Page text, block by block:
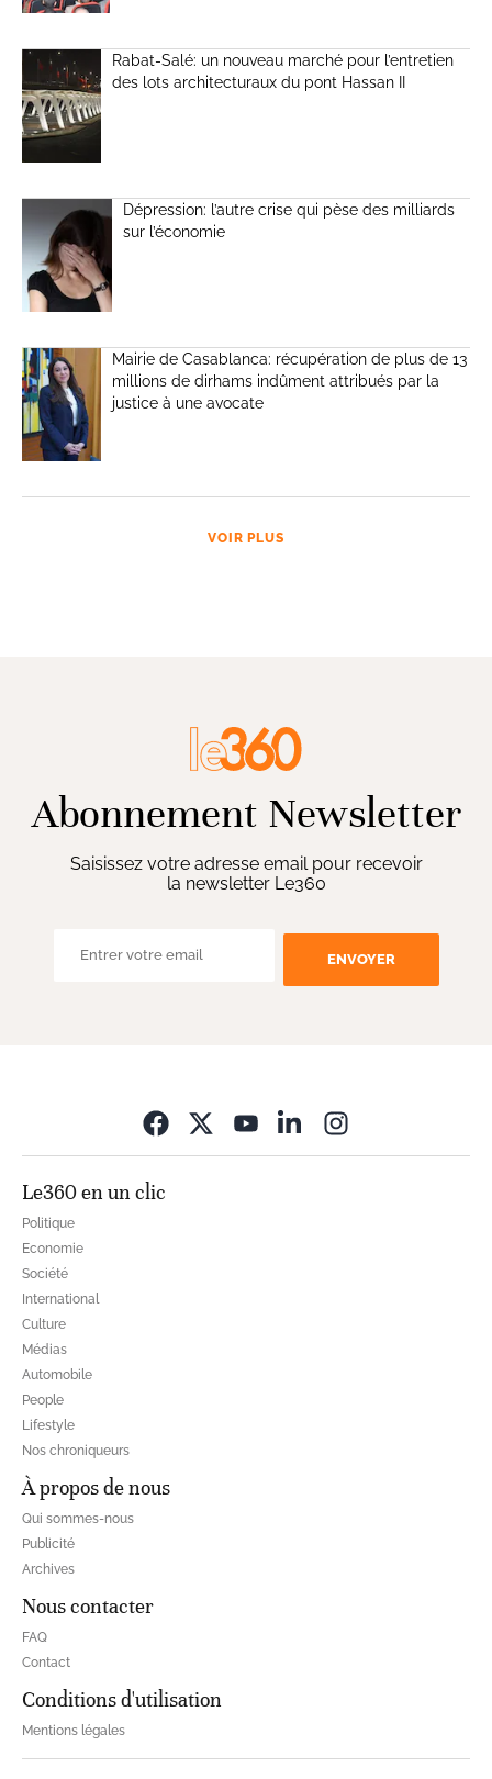
Rabat-Salé: un nouveau marché pour l’entretien
des lots architecturaux du pont Hassan II
Dépression: l’autre crise qui pèse des milliards
sur l’économie
Mairie de Casablanca: récupération de plus de 13
millions de dirhams indûment attribués par la
justice à une avocate
VOIR PLUS
Abonnement Newsletter
Saisissez votre adresse email pour recevoir
la newsletter Le360
ENVOYER
Le360 en un clic
Politique
Economie
Société
International
Culture
Médias
Automobile
People
Lifestyle
Nos chroniqueurs
À propos de nous
Qui sommes-nous
Publicité
Archives
Nous contacter
FAQ
Contact
Conditions d'utilisation
Mentions légales